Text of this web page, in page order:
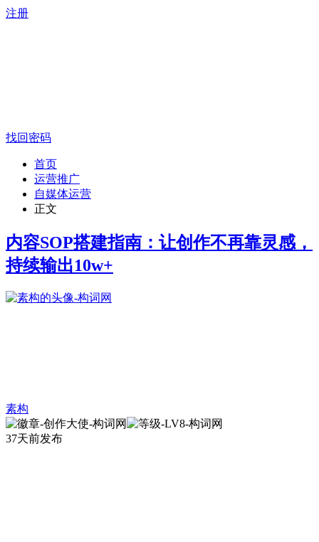
注册
找回密码
首页
运营推广
自媒体运营
正文
内容SOP搭建指南：让创作不再靠灵感，
持续输出10w+
素构
37天前发布